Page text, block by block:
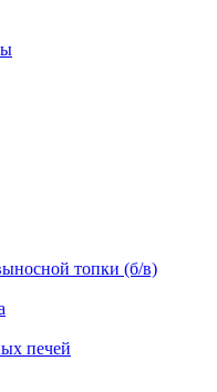
топки (б/в)
печей